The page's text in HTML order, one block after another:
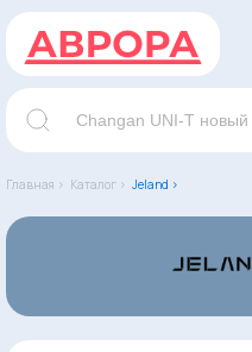
Главная › Каталог › Jeland ›